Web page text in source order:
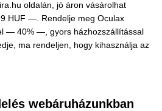
oldalán, jó áron vásárolhat
HUF — . Rendelje meg Oculax
— 40% —, gyors házhozszállítással
ma rendeljen, hogy kihasználja az
webáruházunkban